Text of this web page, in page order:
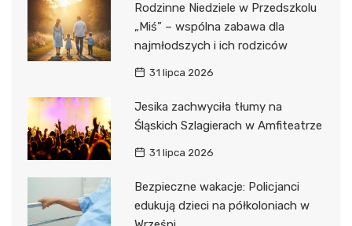
Rodzinne Niedziele w Przedszkolu
„Miś” – wspólna zabawa dla
najmłodszych i ich rodziców
31 lipca 2026
Jesika zachwyciła tłumy na
Śląskich Szlagierach w Amfiteatrze
31 lipca 2026
Bezpieczne wakacje: Policjanci
edukują dzieci na półkoloniach w